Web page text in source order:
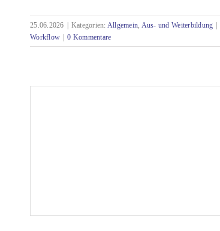
Seminar: Künstliche Intelligenz (KI) für die
Technische Redaktion
25.06.2026 Kategorien: Allgemein, Aus- und Weiterbildung
Workflow
0 Kommentare